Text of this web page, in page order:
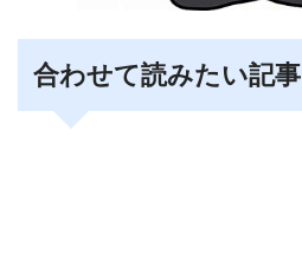
合わせて読みたい記事